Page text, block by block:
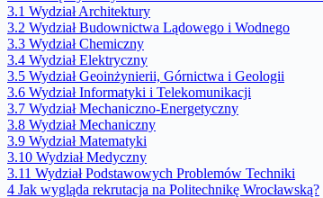
3.1 Wydział Architektury
3.2 Wydział Budownictwa Lądowego i Wodnego
3.3 Wydział Chemiczny
3.4 Wydział Elektryczny
3.5 Wydział Geoinżynierii, Górnictwa i Geologii
3.6 Wydział Informatyki i Telekomunikacji
3.7 Wydział Mechaniczno-Energetyczny
3.8 Wydział Mechaniczny
3.9 Wydział Matematyki
3.10 Wydział Medyczny
3.11 Wydział Podstawowych Problemów Techniki
4 Jak wygląda rekrutacja na Politechnikę Wrocławską?